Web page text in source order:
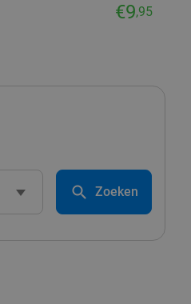
€9,95
Zoeken